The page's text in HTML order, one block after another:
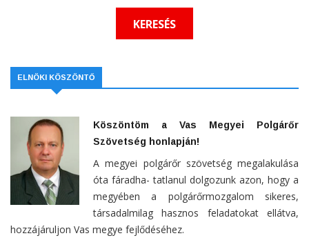
ELNÖKI KÖSZÖNTŐ
Köszöntöm a Vas Megyei Polgárőr
Szövetség honlapján!
A megyei polgárőr szövetség megalakulása
óta fáradha- tatlanul dolgozunk azon, hogy a
megyében a polgárőrmozgalom sikeres,
társadalmilag hasznos feladatokat ellátva,
hozzájáruljon Vas megye fejlődéséhez.